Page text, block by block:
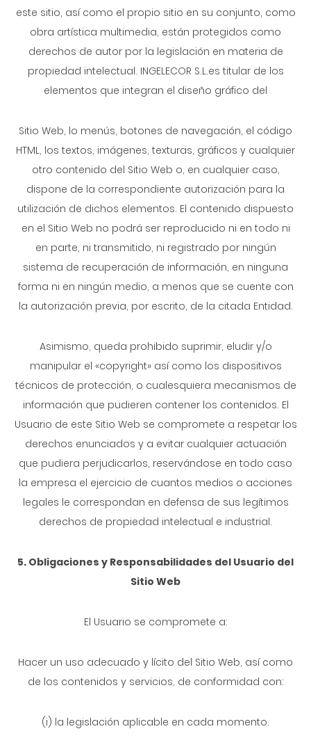
este sitio, así como el propio sitio en su conjunto, como
obra artística multimedia, están protegidos como
derechos de autor por la legislación en materia de
propiedad intelectual. INGELECOR S.L.es titular de los
elementos que integran el diseño gráfico del
Sitio Web, lo menús, botones de navegación, el código
HTML, los textos, imágenes, texturas, gráficos y cualquier
otro contenido del Sitio Web o, en cualquier caso,
dispone de la correspondiente autorización para la
utilización de dichos elementos. El contenido dispuesto
en el Sitio Web no podrá ser reproducido ni en todo ni
en parte, ni transmitido, ni registrado por ningún
sistema de recuperación de información, en ninguna
forma ni en ningún medio, a menos que se cuente con
la autorización previa, por escrito, de la citada Entidad.
Asimismo, queda prohibido suprimir, eludir y/o
manipular el «copyright» así como los dispositivos
técnicos de protección, o cualesquiera mecanismos de
información que pudieren contener los contenidos. El
Usuario de este Sitio Web se compromete a respetar los
derechos enunciados y a evitar cualquier actuación
que pudiera perjudicarlos, reservándose en todo caso
la empresa el ejercicio de cuantos medios o acciones
legales le correspondan en defensa de sus legítimos
derechos de propiedad intelectual e industrial.
5. Obligaciones y Responsabilidades del Usuario del
Sitio Web
El Usuario se compromete a:
Hacer un uso adecuado y lícito del Sitio Web, así como
de los contenidos y servicios, de conformidad con:
(i) la legislación aplicable en cada momento.